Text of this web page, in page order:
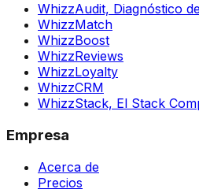
WhizzAudit, Diagnóstico
WhizzMatch
WhizzBoost
WhizzReviews
WhizzLoyalty
WhizzCRM
WhizzStack, El Stack
Empresa
Acerca de
Precios